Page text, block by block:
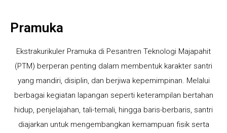
Pramuka
Ekstrakurikuler Pramuka di Pesantren Teknologi Majapahit
(PTM) berperan penting dalam membentuk karakter santri
yang mandiri, disiplin, dan berjiwa kepemimpinan. Melalui
berbagai kegiatan lapangan seperti keterampilan bertahan
hidup, penjelajahan, tali-temali, hingga baris-berbaris, santri
diajarkan untuk mengembangkan kemampuan fisik serta